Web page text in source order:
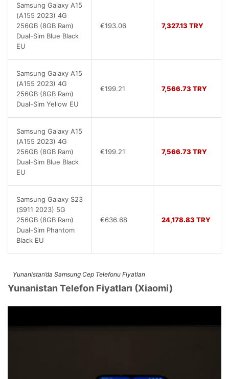
Samsung Galaxy A15
(A155 2023) 4G
256GB (8GB Ram)
Dual-Sim Blue Black
EU
€193.06 7,327.13 TRY
Samsung Galaxy A15
(A155 2023) 4G
256GB (8GB Ram)
Dual-Sim Yellow EU
€199.21 7,566.73 TRY
Samsung Galaxy A15
(A155 2023) 4G
256GB (8GB Ram)
Dual-Sim Blue Black
EU
€199.21 7,566.73 TRY
Samsung Galaxy S23
(S911 2023) 5G
256GB (8GB Ram)
Dual-Sim Phantom
Black EU
€636.68 24,178.83 TRY
Yunanistan’da Samsung Cep Telefonu Fiyatları
Yunanistan Telefon Fiyatları (Xiaomi)